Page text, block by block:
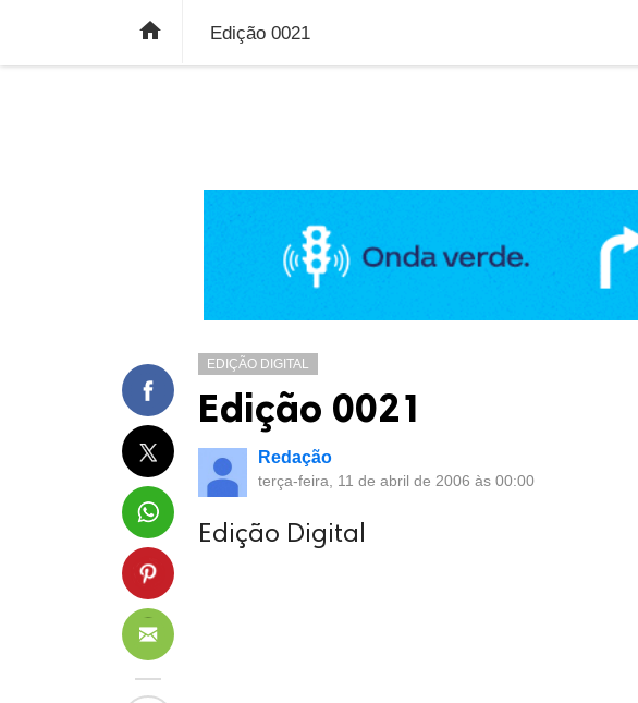

Edição 0021
EDIÇÃO DIGITAL
Edição 0021
Redação
terça-feira, 11 de abril de 2006 às 00:00
Edição Digital